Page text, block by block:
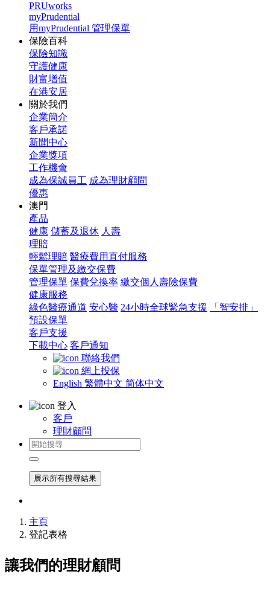
PRUworks
myPrudential
用myPrudential 管理保單
保險百科
保險知識
守護健康
財富增值
在港安居
關於我們
企業簡介
客戶承諾
新聞中心
企業獎項
工作機會
成為保誠員工 成為理財顧問
優惠
澳門
產品
健康 儲蓄及退休 人壽
理賠
輕鬆理賠 醫療費用直付服務
保單管理及繳交保費
管理保單 保費兌換率 繳交個人壽險保費
健康服務
綠色醫療通道 安心醫 24小時全球緊急支援
「智安排」
預設保單
客戶支援
下載中心 客戶通知
聯絡我們
網上投保
English 繁體中文 简体中文
登入
客戶
理財顧問
展示所有搜尋結果
主頁
登記表格
讓我們的理財顧問